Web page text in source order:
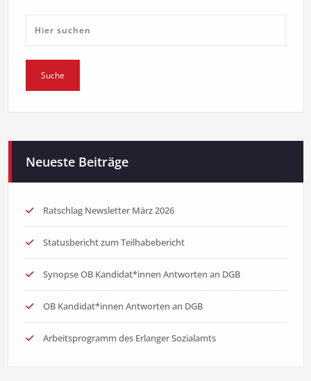
Neueste Beiträge
Ratschlag Newsletter März 2026
Statusbericht zum Teilhabebericht
Synopse OB Kandidat*innen Antworten an DGB
OB Kandidat*innen Antworten an DGB
Arbeitsprogramm des Erlanger Sozialamts